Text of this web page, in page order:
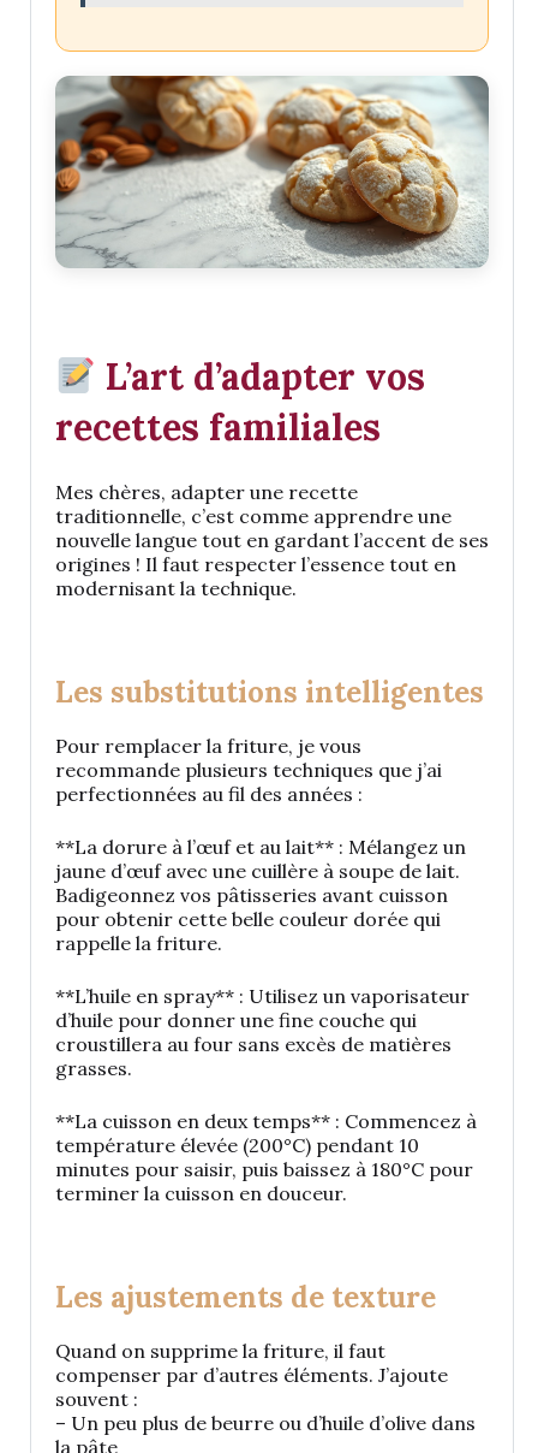
L’art d’adapter vos
recettes familiales
Mes chères, adapter une recette
traditionnelle, c’est comme apprendre une
nouvelle langue tout en gardant l’accent de ses
origines ! Il faut respecter l’essence tout en
modernisant la technique.
Les substitutions intelligentes
Pour remplacer la friture, je vous
recommande plusieurs techniques que j’ai
perfectionnées au fil des années :
**La dorure à l’œuf et au lait** : Mélangez un
jaune d’œuf avec une cuillère à soupe de lait.
Badigeonnez vos pâtisseries avant cuisson
pour obtenir cette belle couleur dorée qui
rappelle la friture.
**L’huile en spray** : Utilisez un vaporisateur
d’huile pour donner une fine couche qui
croustillera au four sans excès de matières
grasses.
**La cuisson en deux temps** : Commencez à
température élevée (200°C) pendant 10
minutes pour saisir, puis baissez à 180°C pour
terminer la cuisson en douceur.
Les ajustements de texture
Quand on supprime la friture, il faut
compenser par d’autres éléments. J’ajoute
souvent :
– Un peu plus de beurre ou d’huile d’olive dans
la pâte